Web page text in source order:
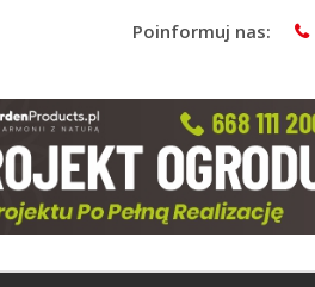
Poinformuj nas: